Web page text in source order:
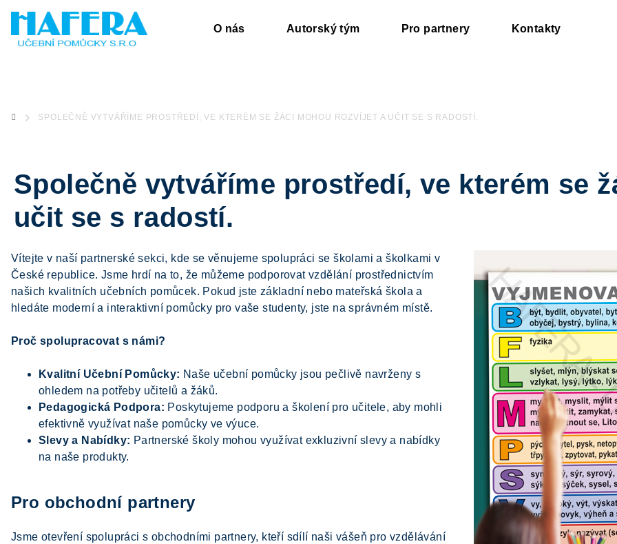
obsah
O nás Autorský tým Pro partnery Kontakty
DOMŮ SPOLEČNĚ VYTVÁŘÍME PROSTŘEDÍ, VE KTERÉM SE ŽÁCI MOHOU ROZVÍJET A UČIT SE S RADOSTÍ.
Společně vytváříme prostředí, ve kterém se
učit se s radostí.
Vítejte v naší partnerské sekci, kde se věnujeme spolupráci se školami a školkami v
České republice. Jsme hrdí na to, že můžeme podporovat vzdělání prostřednictvím
našich kvalitních učebních pomůcek. Pokud jste základní nebo mateřská škola a
hledáte moderní a interaktivní pomůcky pro vaše studenty, jste na správném místě.
Proč spolupracovat s námi?
Kvalitní Učební Pomůcky: Naše učební pomůcky jsou pečlivě navrženy s
ohledem na potřeby učitelů a žáků.
Pedagogická Podpora: Poskytujeme podporu a školení pro učitele, aby mohli
efektivně využívat naše pomůcky ve výuce.
Slevy a Nabídky: Partnerské školy mohou využívat exkluzivní slevy a nabídky
na naše produkty.
Pro obchodní partnery
Jsme otevření spolupráci s obchodními partnery, kteří sdílí naši vášeň pro vzdělávání